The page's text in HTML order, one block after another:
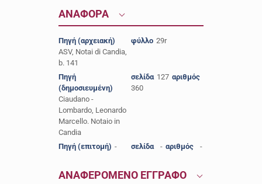
ΑΝΑΦΟΡΑ
Πηγή (αρχειακή)
ASV, Notai di Candia,
b. 141
φύλλο 29r
Πηγή
(δημοσιευμένη)
Ciaudano -
Lombardo, Leonardo
Marcello. Notaio in
Candia
σελίδα 127 αριθμός
360
Πηγή (επιτομή) - σελίδα - αριθμός -
ΑΝΑΦΕΡΟΜΕΝΟ ΕΓΓΡΑΦΟ